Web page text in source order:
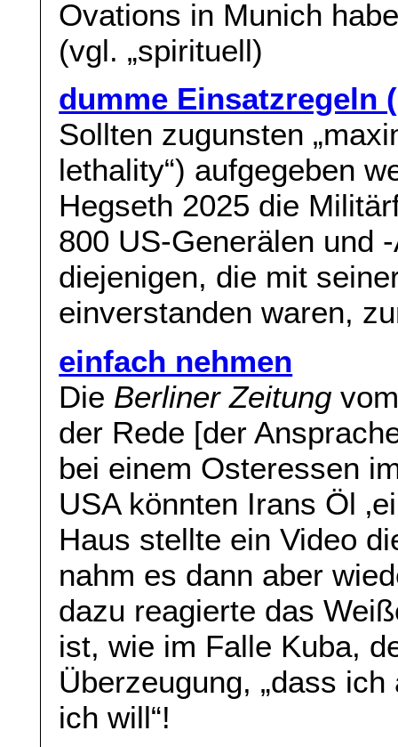
Ovations in Munich
(vgl. „spirituell)
dumme Einsatzregeln
Sollten zugunsten
lethality“) aufgegeben
Hegseth 2025 die
800 US-Generälen und
diejenigen, die mit
einverstanden waren,
einfach nehmen
Die Berliner Zeitung
der Rede [der
bei einem Osteressen
USA könnten Irans Öl
Haus stellte ein Video
nahm es dann aber
dazu reagierte das
ist, wie im Falle Kuba,
Überzeugung, „dass
ich will“!